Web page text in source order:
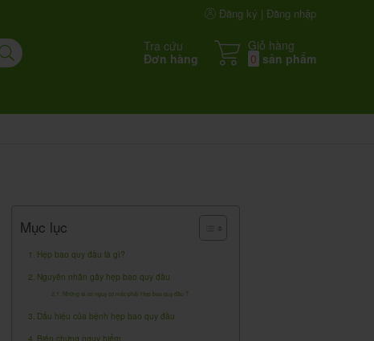
Đăng ký | Đăng nhập
Tra cứu
Đơn hàng
Giỏ hàng
0 sản phẩm
Mục lục
Hẹp bao quy đầu là gì?
Nguyên nhân gây hẹp bao quy đầu
Những ai có nguy cơ mắc phải Hẹp bao quy đầu ?
Dấu hiệu của bệnh hẹp bao quy đầu
Biến chứng nguy hiểm